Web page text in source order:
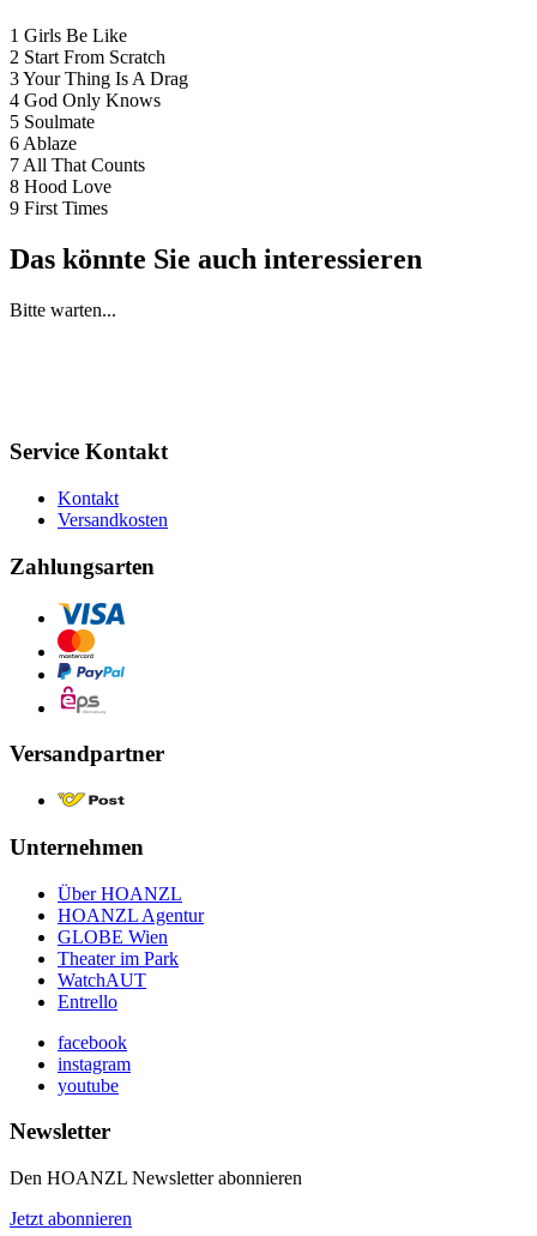
1 Girls Be Like
2 Start From Scratch
3 Your Thing Is A Drag
4 God Only Knows
5 Soulmate
6 Ablaze
7 All That Counts
8 Hood Love
9 First Times
Das könnte Sie auch interessieren
Bitte warten...
Service Kontakt
Kontakt
Versandkosten
Zahlungsarten
Versandpartner
Unternehmen
Über HOANZL
HOANZL Agentur
GLOBE Wien
Theater im Park
WatchAUT
Entrello
facebook
instagram
youtube
Newsletter
Den HOANZL Newsletter abonnieren
Jetzt abonnieren